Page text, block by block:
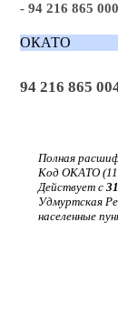
- 94 216 865 000
ОКАТО
94 216 865
Полная
Код ОКАТО (11
Действует с
Удмуртская
населенные